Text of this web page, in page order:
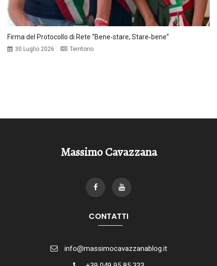
Firma del Protocollo di Rete “Bene‑stare, Stare‑bene”
30 Luglio 2026 Territorio
Massimo Cavazzana
CONTATTI
info@massimocavazzanablog.it